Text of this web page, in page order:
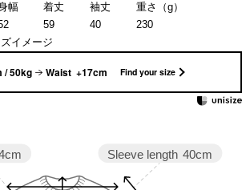
幅 着丈 袖丈
重さ（g）
59 40
230
イメージ
/ 50kg Waist +17cm Find your size
Sleeve length 40cm